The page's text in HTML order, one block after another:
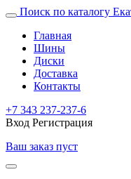
Поиск по каталогу
Главная
Шины
Диски
Доставка
Контакты
+7 343 237-237-6
Вход Регистрация
Ваш заказ пуст